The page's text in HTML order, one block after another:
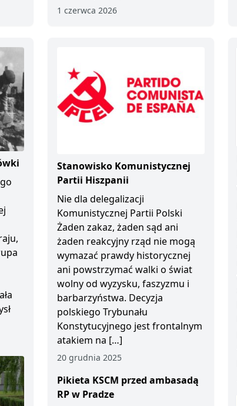
1 czerwca 2026
Stanowisko Komunistycznej
Partii Hiszpanii
Nie dla delegalizacji
Komunistycznej Partii Polski
Żaden zakaz, żaden sąd ani
żaden reakcyjny rząd nie mogą
wymazać prawdy historycznej
ani powstrzymać walki o świat
wolny od wyzysku, faszyzmu i
barbarzyństwa. Decyzja
polskiego Trybunału
Konstytucyjnego jest frontalnym
atakiem na […]
20 grudnia 2025
Pikieta KSCM przed ambasadą
RP w Pradze